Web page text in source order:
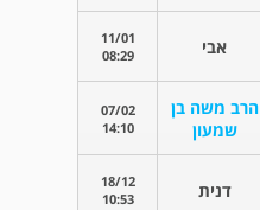
אבי
11/01
08:29
הרב משה בן
שמעון
07/02
14:10
דנית
18/12
10:53